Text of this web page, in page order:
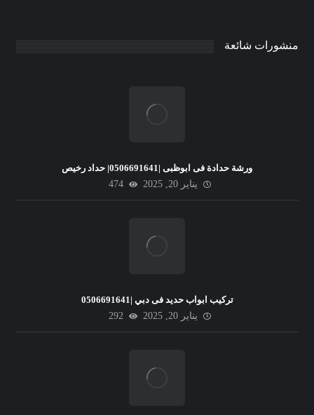
منشورات شائعة
ورشة حدادة فى ابوظبى |0506691641| حداد رخيص
يناير 20, 2025
474
تركيب ابواب حديد فى دبي |0506691641
يناير 20, 2025
292